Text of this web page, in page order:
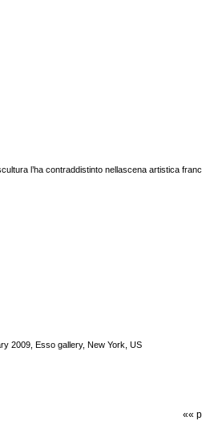
l’ha contraddistinto nellascena artistica
2009, Esso gallery, New York, US
««